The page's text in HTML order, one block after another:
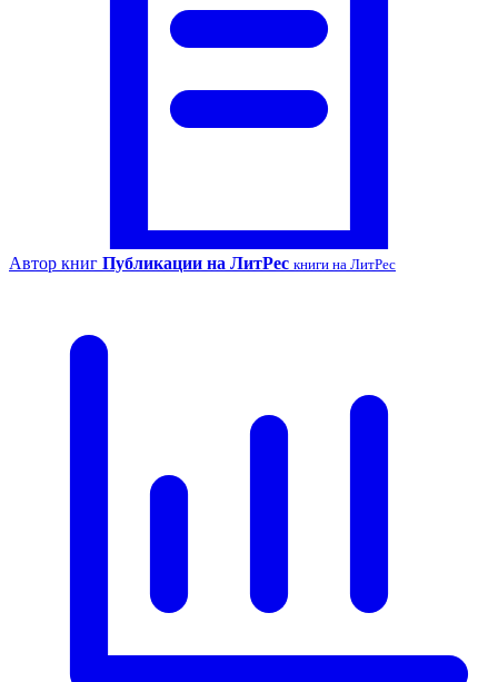
Автор книг Публикации на ЛитРес книги на ЛитРес